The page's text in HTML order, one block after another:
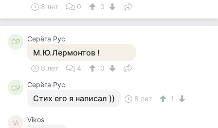
8 лет 0 0
СР Серёга Рус
М.Ю.Лермонтов !
8 лет 4 0
СР Серёга Рус
Стих его я написал )) 8 лет 1
Vi Vikos